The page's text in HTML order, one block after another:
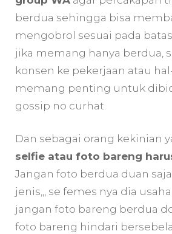
berdua sehingga bisa
mengobrol sesuai pada
jika memang hanya berdua,
konsen ke pekerjaan atau
memang penting untuk
gossip no curhat.
Dan sebagai orang kekinian
selfie atau foto bareng
Jangan foto berdua duan
jenis,,, se femes nya dia
jangan foto bareng berdua
foto bareng hindari